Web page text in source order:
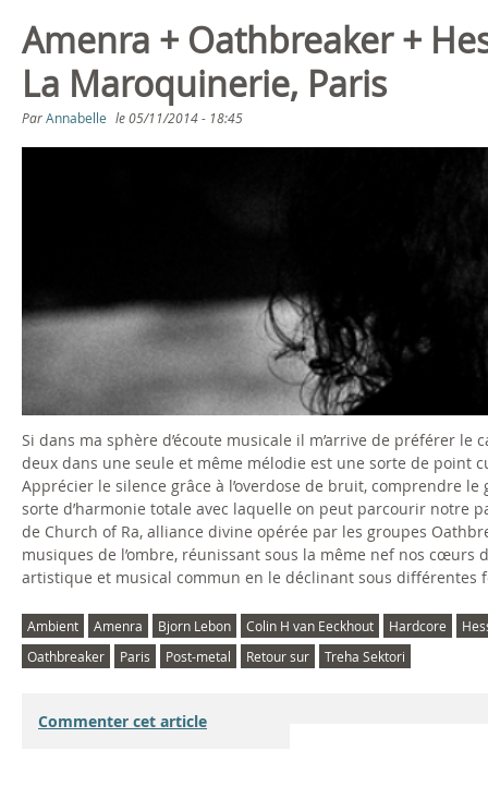
B
e
l
g
e
e
a
c
o
,
G
é
n
é
r
Amenra + Oathbreaker +
La Maroquinerie, Paris
ParAnnabelle le05/11/2014 - 18:45
Si dans ma sphère d’écoute musicale il m’arrive de préférer le
deux dans une seule et même mélodie est une sorte de point
Apprécier le silence grâce à l’overdose de bruit, comprendre
sorte d’harmonie totale avec laquelle on peut parcourir notre
de Church of Ra, alliance divine opérée par les groupes
musiques de l’ombre, réunissant sous la même nef nos
artistique et musical commun en le déclinant sous différentes
Ambient Amenra Bjorn Lebon Colin H van Eeckhout Hardcore
Oathbreaker
Paris Post-metal Retour sur Treha Sektori
Commenter cet article